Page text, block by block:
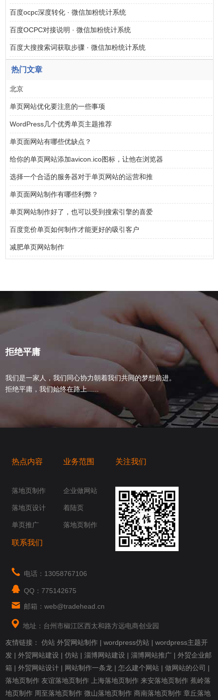
百度ocpc深度转化 · 微信加粉统计系统
百度OCPC对接说明 · 微信加粉统计系统
百度大搜搜索词获取步骤 · 微信加粉统计系统
热门文章
北京
单页网站优化要注意的一些事项
WordPress几个优秀单页主题推荐
单页面网站有哪些优缺点？
给你的单页网站添加avicon.ico图标，让他在浏览器
选择一个合适的服务器对于单页网站的运营和推
单页面网站制作有哪些利弊？
单页网站制作好了，也可以受到搜索引擎的喜爱
百度竞价单页如何制作才能更好的吸引客户
减肥单页网站制作
拒绝平庸
我们是一家人，我们同心协力朝着我们共同的梦想前进。
拒绝平庸，我们始终在路上......
热点内容
落地页制作
落地页设计
单页推广
业务范围
企业做网站
着陆页
落地页制作
关注我们
联系我们
电话：13058767106
QQ：775142675
邮箱：web@tradehead.cn
地址：台州市椒江区西太和路方远电商创业园
友情链接：仿站 外贸网站制作 |wordpress仿站 |wordpress主题开
发 |外贸网站建设 |仿站 |淄博网站建设 |淄博网站推广 |外贸企业邮
箱 |外贸网站设计 | 网站制作一条龙 |怎么建个网站 |做网站的公司 |
落地页制作 友谊落地页制作 上海落地页制作 来安落地页制作 蕉岭落
地页制作 周至落地页制作 微山落地页制作 商南落地页制作 章丘落地